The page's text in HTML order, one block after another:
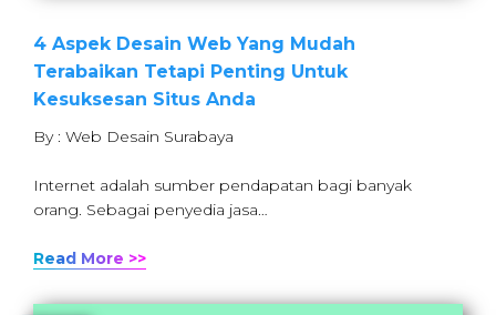
4 Aspek Desain Web Yang Mudah
Terabaikan Tetapi Penting Untuk
Kesuksesan Situs Anda
By : Web Desain Surabaya
Internet adalah sumber pendapatan bagi banyak
orang. Sebagai penyedia jasa…
Read More >>